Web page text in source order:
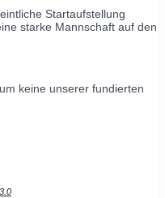
Startaufstellung
starke Mannschaft auf den
keine unserer fundierten